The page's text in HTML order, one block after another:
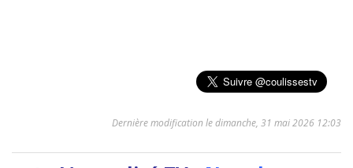
Dernière modification le dimanche, 31 mai 2026 12:03